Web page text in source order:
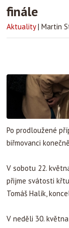
finále
Aktuality | Martin
Po prodloužené
biřmovanci
V sobotu 22.
přijme svátosti
Tomáš Halík,
V neděli 30.